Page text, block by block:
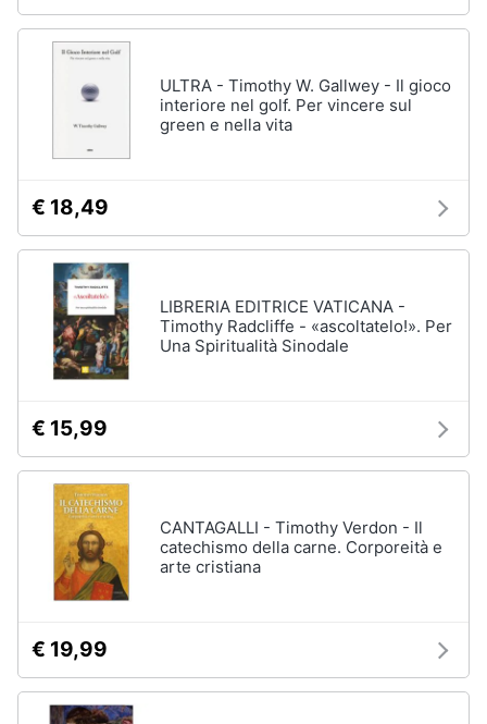
ULTRA - Timothy W. Gallwey - Il gioco
interiore nel golf. Per vincere sul
green e nella vita
€ 18,49
LIBRERIA EDITRICE VATICANA -
Timothy Radcliffe - «ascoltatelo!». Per
Una Spiritualità Sinodale
€ 15,99
CANTAGALLI - Timothy Verdon - Il
catechismo della carne. Corporeità e
arte cristiana
€ 19,99